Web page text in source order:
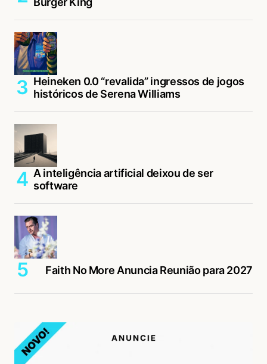
Heineken 0.0 “revalida” ingressos de jogos
históricos de Serena Williams
A inteligência artificial deixou de ser
software
Faith No More Anuncia Reunião para 2027